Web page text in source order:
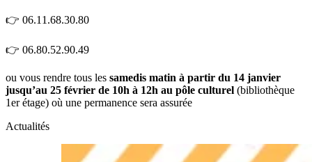
👉 06.11.68.30.80
👉 06.80.52.90.49
ou vous rendre tous les samedis matin à partir du 14 janvier
jusqu’au 25 février de 10h à 12h au pôle culturel (bibliothèque
1er étage) où une permanence sera assurée
Actualités